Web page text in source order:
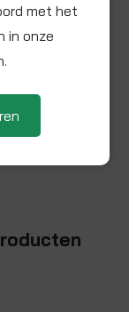
met het
in onze